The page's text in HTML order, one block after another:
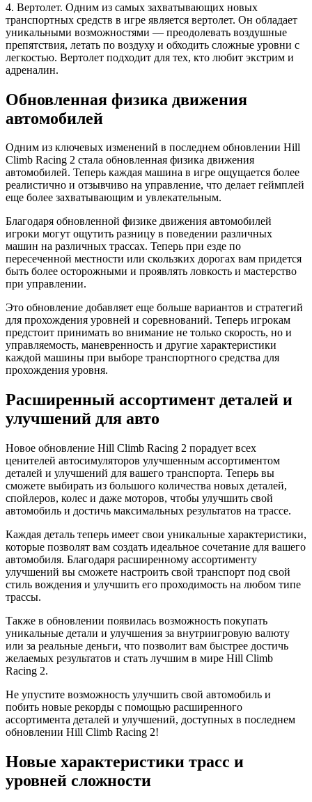
4. Вертолет. Одним из самых захватывающих новых
транспортных средств в игре является вертолет. Он обладает
уникальными возможностями — преодолевать воздушные
препятствия, летать по воздуху и обходить сложные уровни с
легкостью. Вертолет подходит для тех, кто любит экстрим и
адреналин.
Обновленная физика движения
автомобилей
Одним из ключевых изменений в последнем обновлении Hill
Climb Racing 2 стала обновленная физика движения
автомобилей. Теперь каждая машина в игре ощущается более
реалистично и отзывчиво на управление, что делает геймплей
еще более захватывающим и увлекательным.
Благодаря обновленной физике движения автомобилей
игроки могут ощутить разницу в поведении различных
машин на различных трассах. Теперь при езде по
пересеченной местности или скользких дорогах вам придется
быть более осторожными и проявлять ловкость и мастерство
при управлении.
Это обновление добавляет еще больше вариантов и стратегий
для прохождения уровней и соревнований. Теперь игрокам
предстоит принимать во внимание не только скорость, но и
управляемость, маневренность и другие характеристики
каждой машины при выборе транспортного средства для
прохождения уровня.
Расширенный ассортимент деталей и
улучшений для авто
Новое обновление Hill Climb Racing 2 порадует всех
ценителей автосимуляторов улучшенным ассортиментом
деталей и улучшений для вашего транспорта. Теперь вы
сможете выбирать из большого количества новых деталей,
спойлеров, колес и даже моторов, чтобы улучшить свой
автомобиль и достичь максимальных результатов на трассе.
Каждая деталь теперь имеет свои уникальные характеристики,
которые позволят вам создать идеальное сочетание для вашего
автомобиля. Благодаря расширенному ассортименту
улучшений вы сможете настроить свой транспорт под свой
стиль вождения и улучшить его проходимость на любом типе
трассы.
Также в обновлении появилась возможность покупать
уникальные детали и улучшения за внутриигровую валюту
или за реальные деньги, что позволит вам быстрее достичь
желаемых результатов и стать лучшим в мире Hill Climb
Racing 2.
Не упустите возможность улучшить свой автомобиль и
побить новые рекорды с помощью расширенного
ассортимента деталей и улучшений, доступных в последнем
обновлении Hill Climb Racing 2!
Новые характеристики трасс и
уровней сложности